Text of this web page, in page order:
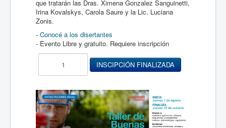
que tratarán las Dras. Ximena Gonzalez Sanguinetti,
Irina Kovalskys, Carola Saure y la Lic. Luciana
Zonis.
- Conocé a los disertantes
- Evento Libre y gratuito. Requiere inscripción